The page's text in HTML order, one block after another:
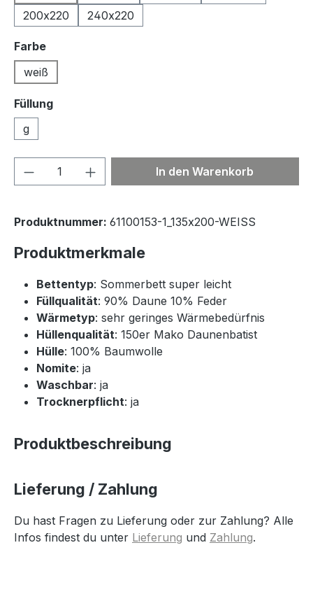
200x220
240x220
Farbeauswählen
weiß
Füllung
g
Produkt Anzahl: Gib denIn den Warenkorb
Produktnummer: 61100153-1_135x200-WEISS
Produktmerkmale
Bettentyp: Sommerbett super leicht
Füllqualität: 90% Daune 10% Feder
Wärmetyp: sehr geringes Wärmebedürfnis
Hüllenqualität: 150er Mako Daunenbatist
Hülle: 100% Baumwolle
Nomite: ja
Waschbar: ja
Trocknerpflicht: ja
Produktbeschreibung
Lieferung / Zahlung
Du hast Fragen zu Lieferung oder zur Zahlung? Alle
Infos findest du unter Lieferung und Zahlung.